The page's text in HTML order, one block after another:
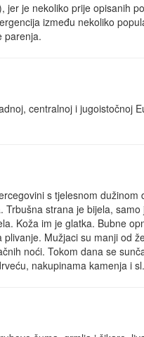
jer je nekoliko prije opisanih
između nekoliko
parenja.
centralnoj i jugoistočnoj
s tjelesnom
strana je bijela,
Koža im je glatka. Bubne
Mužjaci su manji od
noći. Tokom dana se
nakupinama kamenja i